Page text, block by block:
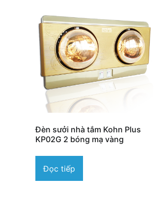
Đèn sưởi nhà tắm Kohn Plus
KP02G 2 bóng mạ vàng
Đọc tiếp